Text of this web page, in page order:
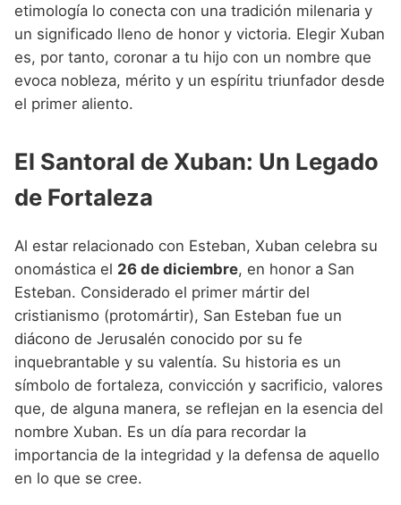
etimología lo conecta con una tradición milenaria y
un significado lleno de honor y victoria. Elegir Xuban
es, por tanto, coronar a tu hijo con un nombre que
evoca nobleza, mérito y un espíritu triunfador desde
el primer aliento.
El Santoral de Xuban: Un Legado
de Fortaleza
Al estar relacionado con Esteban, Xuban celebra su
onomástica el 26 de diciembre, en honor a San
Esteban. Considerado el primer mártir del
cristianismo (protomártir), San Esteban fue un
diácono de Jerusalén conocido por su fe
inquebrantable y su valentía. Su historia es un
símbolo de fortaleza, convicción y sacrificio, valores
que, de alguna manera, se reflejan en la esencia del
nombre Xuban. Es un día para recordar la
importancia de la integridad y la defensa de aquello
en lo que se cree.